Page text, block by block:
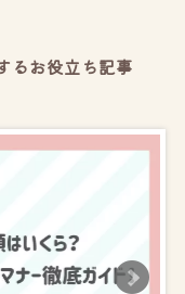
るお役立ち記事